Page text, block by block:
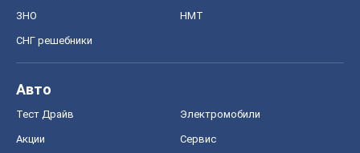
ЗНО НМТ
СНГ решебники
Авто
Тест Драйв Электромобили
Акции Сервис